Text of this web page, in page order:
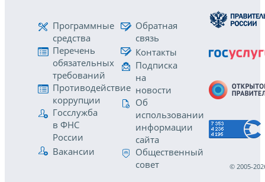
Программные
средства
Перечень
обязательных
требований
Противодействие
коррупции
Госслужба
в ФНС
России
Вакансии
Обратная
связь
Контакты
Подписка
на
новости
Об
использовании
информации
сайта
Общественный
совет
© 2005-